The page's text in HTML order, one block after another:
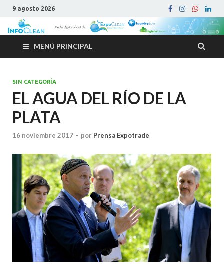
9 agosto 2026
MENÚ PRINCIPAL
SIN CATEGORÍA
EL AGUA DEL RÍO DE LA
PLATA
16 noviembre 2017 - por Prensa Expotrade